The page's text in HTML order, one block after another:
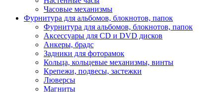
Часовые механизмы
Фурнитура для альбомов, блокнотов, папок
Фурнитура для альбомов, блокнотов, папок
Аксессуары для CD и DVD дисков
Анкеры, брадс
Задники для фоторамок
Кольца, кольцевые механизмы, винты
Крепежи, подвесы, застежки
Люверсы
Магниты